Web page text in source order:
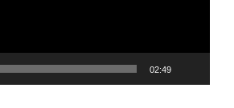
02:49